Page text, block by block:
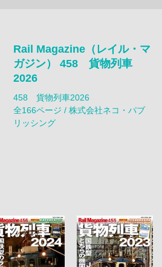
Rail Magazine（レイル・マ
ガジン） 458 貨物列車
2026
458 貨物列車2026
全166ページ / 株式会社ネコ・パブ
リッシング